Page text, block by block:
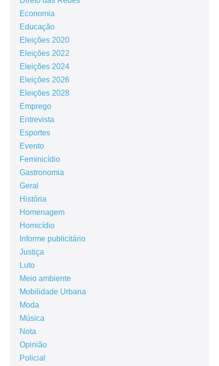
Economia
Educação
Eleições 2020
Eleições 2022
Eleições 2024
Eleições 2026
Eleições 2028
Emprego
Entrevista
Esportes
Evento
Feminicídio
Gastronomia
Geral
História
Homenagem
Homicídio
Informe publicitário
Justiça
Luto
Meio ambiente
Mobilidade Urbana
Moda
Música
Nota
Opinião
Policial